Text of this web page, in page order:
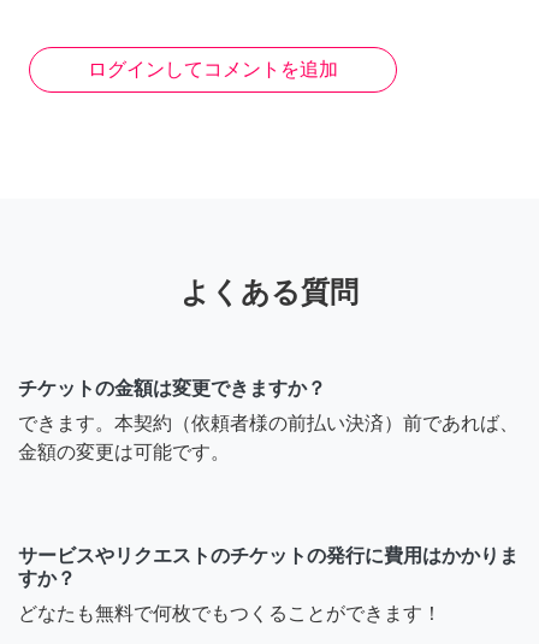
ログインしてコメントを追加
よくある質問
チケットの金額は変更できますか？
できます。本契約（依頼者様の前払い決済）前であれば、
金額の変更は可能です。
サービスやリクエストのチケットの発行に費用はかかりま
すか？
どなたも無料で何枚でもつくることができます！